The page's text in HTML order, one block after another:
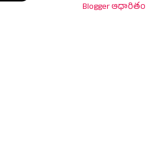
Blogger ఆధారితం